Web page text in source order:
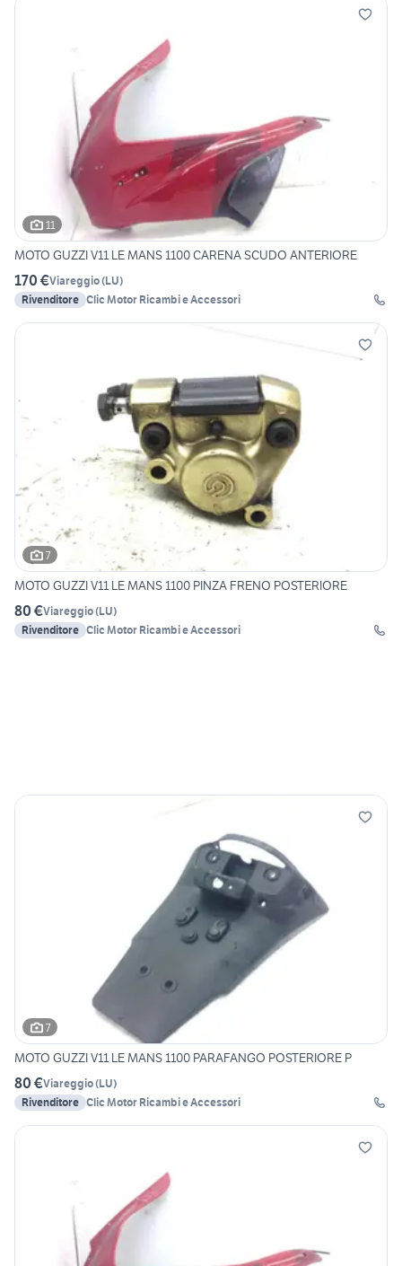
11
MOTO GUZZI V11 LE MANS 1100 CARENA SCUDO ANTERIORE
170 €Viareggio(LU)
Rivenditore Clic Motor Ricambi e Accessori
7
MOTO GUZZI V11 LE MANS 1100 PINZA FRENO POSTERIORE
80 €Viareggio(LU)
Rivenditore Clic Motor Ricambi e Accessori
7
MOTO GUZZI V11 LE MANS 1100 PARAFANGO POSTERIORE P
80 €Viareggio(LU)
Rivenditore Clic Motor Ricambi e Accessori